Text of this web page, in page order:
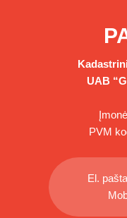
UAB
PVM
El.